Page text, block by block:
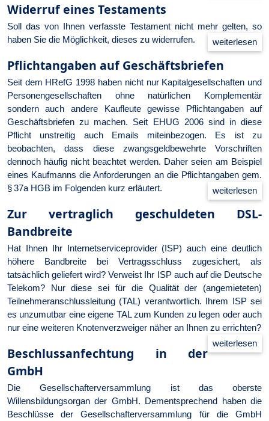
Widerruf eines Testaments
Soll das von Ihnen verfasste Testament nicht mehr gelten, so
haben Sie die Möglichkeit, dieses zu widerrufen.
Pflichtangaben auf Geschäftsbriefen
Seit dem HRefG 1998 haben nicht nur Kapitalgesellschaften und
Personengesellschaften ohne natürlichen Komplementär
sondern auch andere Kaufleute gewisse Pflichtangaben auf
Geschäftsbriefen zu machen. Seit EHUG 2006 sind in diese
Pflicht unstreitig auch Emails miteinbezogen. Es ist zu
beobachten, dass diese zwangsgeldbewehrte Vorschriften
dennoch häufig nicht beachtet werden. Daher seien am Beispiel
eines Kaufmanns die Anforderungen an die Pflichtangaben gem.
§ 37a HGB im Folgenden kurz erläutert.
Zur vertraglich geschuldeten DSL-
Bandbreite
Hat Ihnen Ihr Internetserviceprovider (ISP) auch eine deutlich
höhere Bandbreite bei Vertragsschluss zugesichert, als
tatsächlich geliefert wird? Verweist Ihr ISP auch auf die Deutsche
Telekom? Nur diese sei für die Qualität der (angemieteten)
Teilnehmeranschlussleitung (TAL) verantwortlich. Ihrem ISP sei
es unzumutbar eine eigene TAL zum Kunden zu legen oder auch
nur eine weiteren Knotenverzweiger näher an Ihnen zu errichten?
Beschlussanfechtung in der
GmbH
Die Gesellschafterversammlung ist das oberste
Willensbildungsorgan der GmbH. Dementsprechend haben die
Beschlüsse der Gesellschafterversammlung für die GmbH